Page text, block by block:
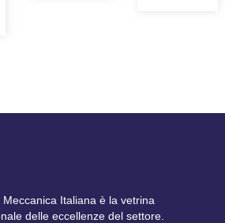
Meccanica Italiana è la vetrina
delle eccellenze del settore.